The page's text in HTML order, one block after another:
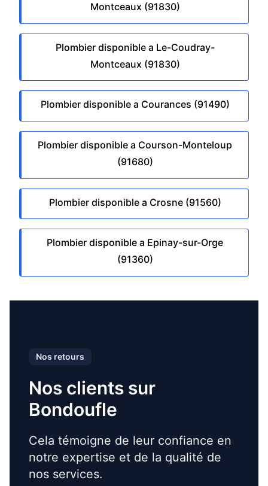
Montceaux (91830)
Plombier disponible a Le-Coudray-
Montceaux (91830)
Plombier disponible a Courances (91490)
Plombier disponible a Courson-Monteloup
(91680)
Plombier disponible a Crosne (91560)
Plombier disponible a Epinay-sur-Orge
(91360)
Nos retours
Nos clients sur
Bondoufle
Cela témoigne de leur confiance en
notre expertise et de la qualité de
nos services.